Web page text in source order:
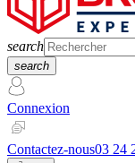
search
search
Connexion
Contactez-nous03 24